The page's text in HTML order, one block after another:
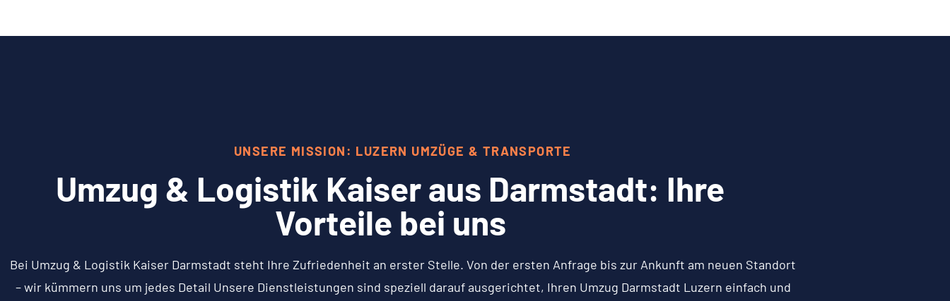
UNSERE MISSION: LUZERN UMZÜGE & TRANSPORTE
Umzug & Logistik Kaiser aus Darmstadt: Ihre
Vorteile bei uns
Bei Umzug & Logistik Kaiser Darmstadt steht Ihre Zufriedenheit an erster Stelle. Von der ersten Anfrage bis zur Ankunft am neuen Standort
– wir kümmern uns um jedes Detail Unsere Dienstleistungen sind speziell darauf ausgerichtet, Ihren Umzug Darmstadt Luzern einfach und